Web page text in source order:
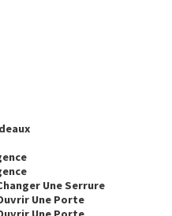
Une Serrure
Une Porte